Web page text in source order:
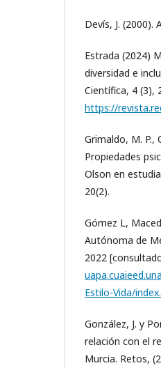
Devís, J. (2000).
Estrada (2024)
diversidad e
Científica, 4 (3),
https://
Grimaldo, M. P.,
Propiedades
Olson en
20(2).
Gómez L,
Autónoma de
2022
Estilo-Vida/
González, J. y
relación con el
Murcia. Retos,